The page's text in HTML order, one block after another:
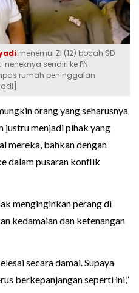
menemui ZI (12) bocah SD
sendiri ke PN
rumah peninggalan
orang yang seharusnya
justru menjadi pihak yang
mereka, bahkan dengan
dalam pusaran konflik
menginginkan perang di
kedamaian dan ketenangan
secara damai. Supaya
berkepanjangan seperti ini,”